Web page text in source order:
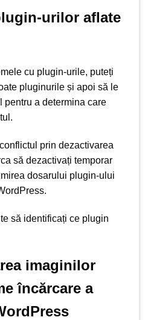
urilor aflate
cu plugin-urile, puteți
pluginurile și apoi să le
pentru a determina care
prin dezactivarea
să dezactivați temporar
dosarului plugin-ului
să identificați ce plugin
imaginilor
încărcare a